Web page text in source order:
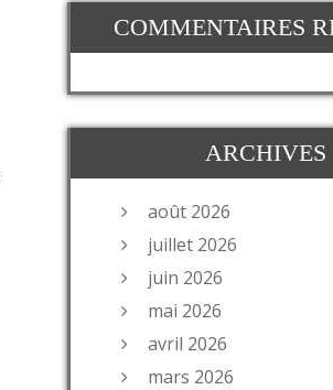
COMMENTAIRES
ARCHIVES
août 2026
juillet 2026
juin 2026
mai 2026
avril 2026
mars 2026